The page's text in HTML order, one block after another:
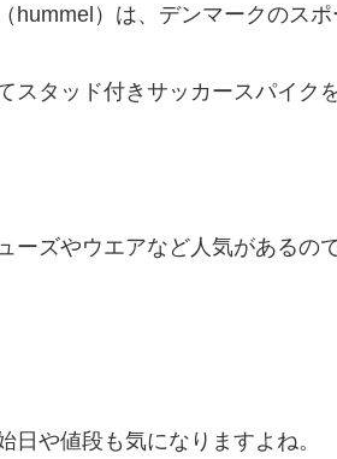
hummel）は、デンマークのスポ
スタッド付きサッカースパイク
ーズやウエアなど人気があるの
日や値段も気になりますよね。